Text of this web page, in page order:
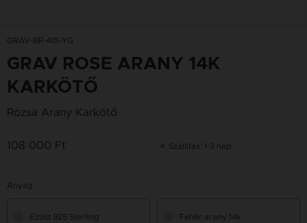
GRAV-BR-415-YG
GRAV ROSE ARANY 14K
KARKÖTŐ
Rózsa Arany Karkötő
108 000 Ft Szállítás: 1-3 nap
Anyag
Ezüst 925 Sterling Fehér arany 14k